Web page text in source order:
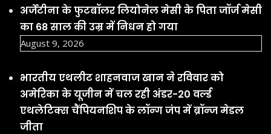
अर्जेंटीना के फुटबॉलर लियोनेल मेसी के पिता जॉर्ज मेसी
का 68 साल की उम्र में निधन हो गया
August 9, 2026
भारतीय एथलीट शाहनवाज खान ने रविवार को
अमेरिका के यूजीन में चल रही अंडर-20 वर्ल्ड
एथलेटिक्स चैंपियनशिप के लॉन्ग जंप में ब्रॉन्ज मेडल
जीता